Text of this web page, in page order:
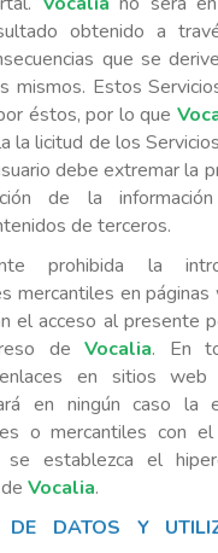
obtenido a
que se
mismos. Estos
éstos, por lo que
la licitud de los
debe extremar la
de la
de terceros.
prohibida la
mercantiles en
el acceso al presente
deVocalia. En
en sitios
en ningún caso la
o mercantiles con
establezca el
Vocalia.
DE DATOS Y